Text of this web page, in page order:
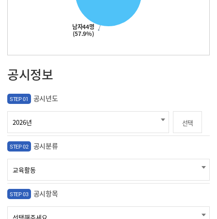
남자44명
(57.9%)
공시정보
STEP 01 공시년도
선택
STEP 02 공시분류
STEP 03 공시항목